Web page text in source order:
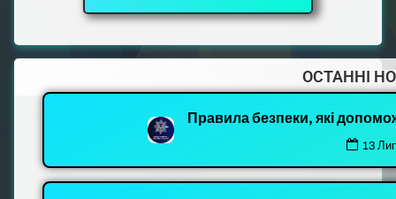
ОСТАННІ
Правила безпеки, які
13